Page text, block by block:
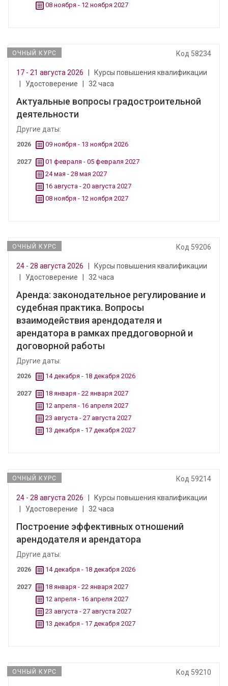
08 ноября - 12 ноября 2027
ОЧНЫЙ КУРС Код 58234
17 - 21 августа 2026
Курсы повышения квалификации
Удостоверение 32 часа
Актуальные вопросы градостроительной
деятельности
Другие даты:
2026 09 ноября - 13 ноября 2026
2027
01 февраля - 05 февраля 2027
24 мая - 28 мая 2027
16 августа - 20 августа 2027
08 ноября - 12 ноября 2027
ОЧНЫЙ КУРС Код 59206
24 - 28 августа 2026
Курсы повышения квалификации
Удостоверение 32 часа
Аренда: законодательное регулирование и
судебная практика. Вопросы
взаимодействия арендодателя и
арендатора в рамках преддоговорной и
договорной работы
Другие даты:
2026 14 декабря - 18 декабря 2026
2027
18 января - 22 января 2027
12 апреля - 16 апреля 2027
23 августа - 27 августа 2027
13 декабря - 17 декабря 2027
ОЧНЫЙ КУРС Код 59214
24 - 28 августа 2026
Курсы повышения квалификации
Удостоверение 32 часа
Построение эффективных отношений
арендодателя и арендатора
Другие даты:
2026 14 декабря - 18 декабря 2026
2027
18 января - 22 января 2027
12 апреля - 16 апреля 2027
23 августа - 27 августа 2027
13 декабря - 17 декабря 2027
ОЧНЫЙ КУРС Код 59210